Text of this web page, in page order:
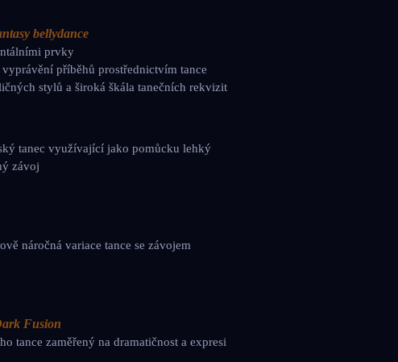
bellydance
prvky
příběhů prostřednictvím tance
stylů a široká škála tanečních rekvizit
tanec využívající jako pomůcku lehký
závoj
náročná variace tance se závojem
Fusion
tance zaměřený na dramatičnost a expresi